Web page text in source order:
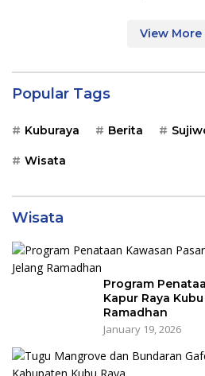
View More
Popular Tags
Kuburaya Berita
Wisata
Wisata
Program
Kapur Raya
Ramadhan
January 19, 2026